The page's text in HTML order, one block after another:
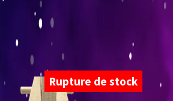
Rupture de stock